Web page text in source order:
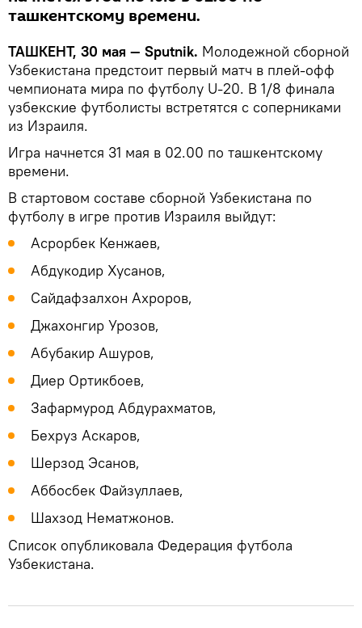
ташкентскому времени.
ТАШКЕНТ, 30 мая — Sputnik. Молодежной сборной
Узбекистана предстоит первый матч в плей-офф
чемпионата мира по футболу U-20. В 1/8 финала
узбекские футболисты встретятся с соперниками
из Израиля.
Игра начнется 31 мая в 02.00 по ташкентскому
времени.
В стартовом составе сборной Узбекистана по
футболу в игре против Израиля выйдут:
Асрорбек Кенжаев,
Абдукодир Хусанов,
Сайдафзалхон Ахроров,
Джахонгир Урозов,
Абубакир Ашуров,
Диер Ортикбоев,
Зафармурод Aбдурахматов,
Бехруз Аскаров,
Шерзод Эсанов,
Аббосбек Файзуллаев,
Шахзод Нематжонов.
Список опубликовала Федерация футбола
Узбекистана.